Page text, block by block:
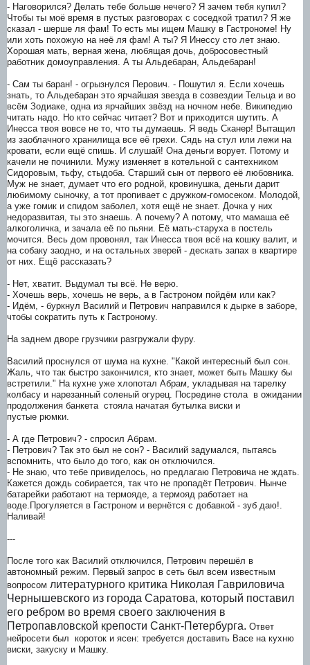
- Наговорился? Делать тебе больше нечего? Я зачем тебя купил?
Чтобы ты моё время в пустых разговорах с соседкой тратил? Я же
сказал - шерше ля фам! То есть мы ищем Машку в Гастрономе! Ну
или хоть похожую на неё ля фам! А ты? Я Инессу сто лет знаю.
Хорошая мать, верная жена, любящая дочь, добросовестный
работник домоуправления. А ты Альдебаран, Альдебаран!
- Сам ты баран! - огрызнулся Перович. - Пошутил я. Если хочешь
знать, то Альдебаран это ярчайшая звезда в созвездии Тельца и во
всём Зодиаке, одна из ярчайших звёзд на ночном небе. Википедию
читать надо. Но кто сейчас читает? Вот и приходится шутить. А
Инесса твоя вовсе не то, что ты думаешь. Я ведь Сканер! Вытащил
из заоблачного хранилища все её грехи. Сядь на стул или лежи на
кровати, если ещё спишь. И слушай! Она деньги ворует. Потому и
качели не починили. Мужу изменяет в котельной с сантехником
Сидоровым, тьфу, стыдоба. Старший сын от первого её любовника.
Муж не знает, думает что его родной, кровинушка, деньги дарит
любимому сыночку, а тот пропивает с дружком-гомосеком. Молодой,
а уже гомик и спидом заболел, хотя ещё не знает. Дочка у них
недоразвитая, ты это знаешь. А почему? А потому, что мамаша её
алкоголичка, и зачала её по пьяни. Её мать-старуха в постель
мочится. Весь дом провонял, так Инесса твоя всё на кошку валит, и
на собаку заодно, и на остальных зверей - дескать запах в квартире
от них. Ещё рассказать?
- Нет, хватит. Выдумал ты всё. Не верю.
- Хочешь верь, хочешь не верь, а в Гастроном пойдём или как?
- Идём, - буркнул Василий и Петрович направился к дырке в заборе,
чтобы сократить путь к Гастроному.
На заднем дворе грузчики разгружали фуру.
Василий проснулся от шума на кухне. "Какой интересный был сон.
Жаль, что так быстро закончился, кто знает, может быть Машку бы
встретили." На кухне уже хлопотал Абрам, укладывая на тарелку
колбасу и нарезанный соленый огурец. Посредине стола в ожидании
продолжения банкета стояла начатая бутылка виски и
пустые рюмки.
- А где Петрович? - спросил Абрам.
- Петрович? Так это был не сон? - Василий задумался, пытаясь
вспомнить, что было до того, как он отключился.
- Не знаю, что тебе привиделось, но предлагаю Петровича не ждать.
Кажется дождь собирается, так что не пропадёт Петрович. Нынче
батарейки работают на термояде, а термояд работает на
воде.Прогуляется в Гастроном и вернётся с добавкой - зуб даю!.
Наливай!
---
После того как Василий отключился, Петрович перешёл в
автономный режим. Первый запрос в сеть был всем известным
вопросом литературного критика Николая Гавриловича
Чернышевского из города Саратова, который поставил
его ребром во время своего заключения в
Петропавловской крепости Санкт-Петербурга. Ответ
нейросети был короток и ясен: требуется доставить Васе на кухню
виски, закуску и Машку.